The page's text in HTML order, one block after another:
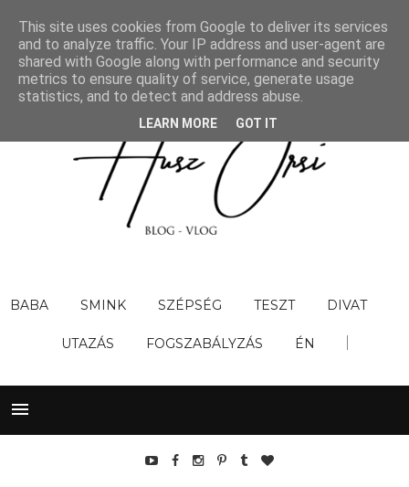
BABA SMINK SZÉPSÉG TESZT DIVAT
UTAZÁS FOGSZABÁLYZÁS ÉN
This site uses cookies from Google to deliver its services
and to analyze traffic. Your IP address and user-agent are
shared with Google along with performance and security
metrics to ensure quality of service, generate usage
statistics, and to detect and address abuse.
LEARN MORE GOT IT